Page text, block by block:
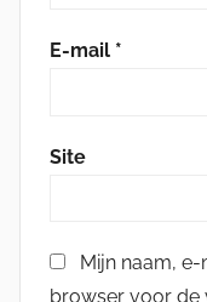
E-mail *
Site
Mijn naam,
browser voor de